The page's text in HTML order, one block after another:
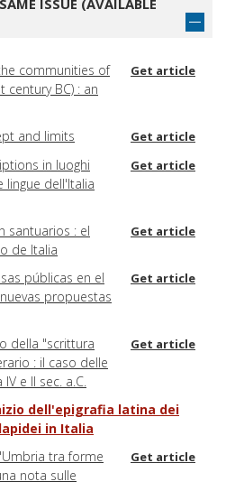
ISSUE (AVAILABLE
communities of
century BC) : an
Get article
and limits Get article
in luoghi
lingue dell'Italia
Get article
santuarios : el
de Italia
Get article
públicas en el
propuestas
Get article
della "scrittura
: il caso delle
e II sec. a.C.
Get article
dell'epigrafia latina dei
in Italia
tra forme
nota sulle
Get article